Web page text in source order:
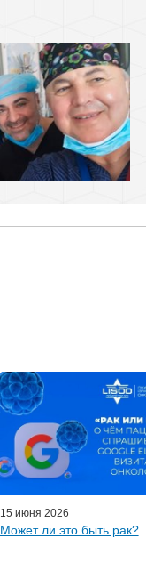
15 июня 2026
Может ли это быть рак?